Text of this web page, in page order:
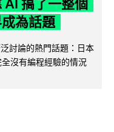
AI 搞了一整個
為話題
討論的熱門話題：日本
沒有編程經驗的情況